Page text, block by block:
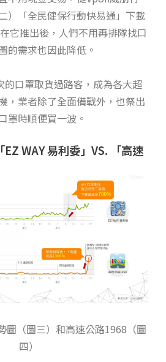
）「全民健保行動快易通」下載
它推出後，人們不用再排隊找口
的需求也因此降低。
的口罩取貨過路客，成為各大超
，業者除了全面備戰外，也祭出
罩時順便買一波。
WAY 易利委」VS. 「高速
圖（圖三）和高速公路1968（圖
四）